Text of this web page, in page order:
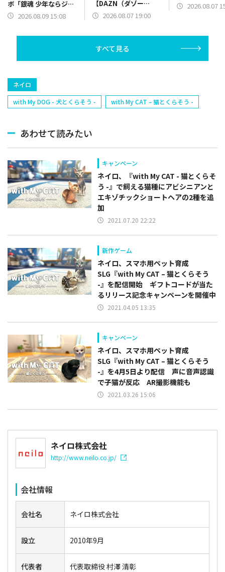
ボ「銀魂 少年ならジャ
ンプの裏表紙までちゃ
2026.08.09 15:08
【DAZN（ダゾー
ン）】篇をポスト
2026.08.07 19:00
2026.08.07
すべて見る
ネイロ
with My DOG - 犬とくらそう -
with My CAT – 猫とくらそう -
あわせて読みたい
キャンペーン
ネイロ、『with My CAT - 猫とくらそ
う -』で飼える猫種にアビシニアンと
エキゾチックショートヘアの2種を追
加
2021.07.20 22:22
新作ゲーム
ネイロ、スマホ用ペット育成
SLG『with My CAT – 猫とくらそう
-』を配信開始 ギフトコードが当た
るリリース記念キャンペーンを開催中
2021.04.05 13:35
キャンペーン
ネイロ、スマホ用ペット育成
SLG『with My CAT – 猫とくらそう
-』を4月5日より配信 声に音声認識
で子猫が反応 AR撮影機能も
2021.03.26 15:06
ネイロ株式会社
http://www.neilo.co.jp/
会社情報
会社名 ネイロ株式会社
設立 2010年9月
代表者 代表取締役 村澤 清彰